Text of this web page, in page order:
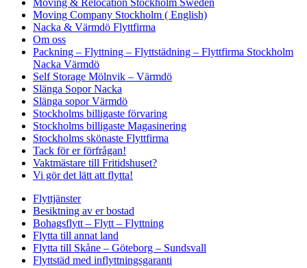
Moving & Relocation Stockholm Sweden
Moving Company Stockholm ( English)
Nacka & Värmdö Flyttfirma
Om oss
Packning – Flyttning – Flyttstädning – Flyttfirma Stockholm
Nacka Värmdö
Self Storage Mölnvik – Värmdö
Slänga Sopor Nacka
Slänga sopor Värmdö
Stockholms billigaste förvaring
Stockholms billigaste Magasinering
Stockholms skönaste Flyttfirma
Tack för er förfrågan!
Vaktmästare till Fritidshuset?
Vi gör det lätt att flytta!
Flyttjänster
Besiktning av er bostad
Bohagsflytt – Flytt – Flyttning
Flytta till annat land
Flytta till Skåne – Göteborg – Sundsvall
Flyttstäd med inflyttningsgaranti